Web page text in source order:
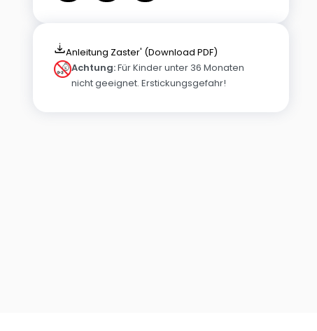
Anleitung Zaster' (Download PDF)
Achtung:Für Kinder unter 36 Monaten
nicht geeignet. Erstickungsgefahr!